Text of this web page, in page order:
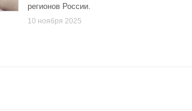
регионов России.
10 ноября 2025